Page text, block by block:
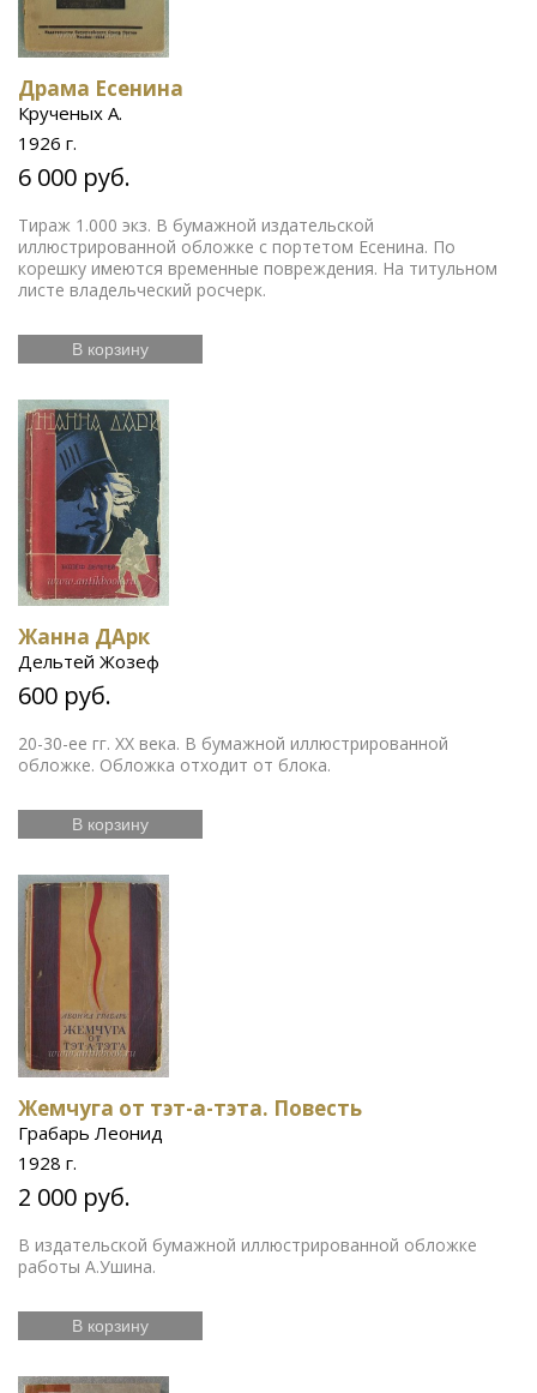
Драма Есенина
Крученых А.
1926 г.
6 000 руб.
Тираж 1.000 экз. В бумажной издательской
иллюстрированной обложке с портетом Есенина. По
корешку имеются временные повреждения. На титульном
листе владельческий росчерк.
В корзину
Жанна ДАрк
Дельтей Жозеф
600 руб.
20-30-ее гг. ХХ века. В бумажной иллюстрированной
обложке. Обложка отходит от блока.
В корзину
Жемчуга от тэт-а-тэта. Повесть
Грабарь Леонид
1928 г.
2 000 руб.
В издательской бумажной иллюстрированной обложке
работы А.Ушина.
В корзину